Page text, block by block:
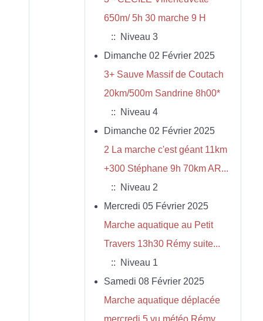
650m/ 5h 30 marche 9 H
:: Niveau 3
Dimanche 02 Février 2025
3+ Sauve Massif de Coutach
20km/500m Sandrine 8h00*
:: Niveau 4
Dimanche 02 Février 2025
2 La marche c'est géant 11km
+300 Stéphane 9h 70km AR...
:: Niveau 2
Mercredi 05 Février 2025
Marche aquatique au Petit
Travers 13h30 Rémy suite...
:: Niveau 1
Samedi 08 Février 2025
Marche aquatique déplacée
mercredi 5 vu météo Rémy